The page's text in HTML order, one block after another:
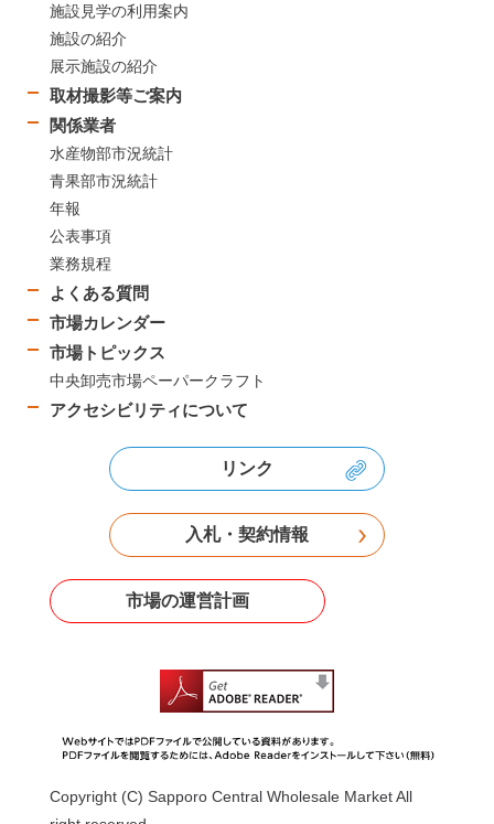
施設見学の利用案内
施設の紹介
展示施設の紹介
取材撮影等ご案内
関係業者
水産物部市況統計
青果部市況統計
年報
公表事項
業務規程
よくある質問
市場カレンダー
市場トピックス
中央卸売市場ペーパークラフト
アクセシビリティについて
リンク
入札・契約情報
市場の運営計画
Copyright (C) Sapporo Central Wholesale Market All